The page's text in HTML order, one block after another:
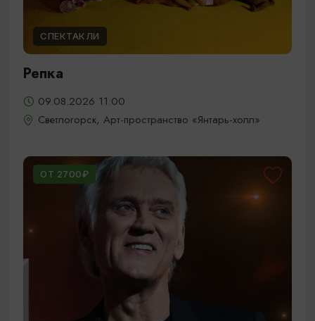
СПЕКТАКЛИ
Репка
09.08.2026 11:00
Светлогорск, Арт-пространство «Янтарь-холл»
ОТ 2700₽